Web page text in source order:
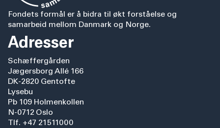
Fondets formål er å bidra til økt forståelse og
samarbeid mellom Danmark og Norge.
Adresser
Schæffergården
Jægersborg Allé 166
DK-2820 Gentofte
Lysebu
Pb 109 Holmenkollen
N-0712 Oslo
Tlf. +47 21511000